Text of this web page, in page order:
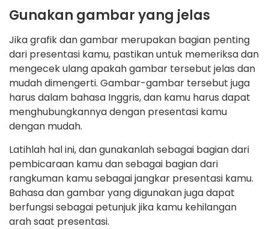
Gunakan gambar yang jelas
Jika grafik dan gambar merupakan bagian penting
dari presentasi kamu, pastikan untuk memeriksa dan
mengecek ulang apakah gambar tersebut jelas dan
mudah dimengerti. Gambar-gambar tersebut juga
harus dalam bahasa Inggris, dan kamu harus dapat
menghubungkannya dengan presentasi kamu
dengan mudah.
Latihlah hal ini, dan gunakanlah sebagai bagian dari
pembicaraan kamu dan sebagai bagian dari
rangkuman kamu sebagai jangkar presentasi kamu.
Bahasa dan gambar yang digunakan juga dapat
berfungsi sebagai petunjuk jika kamu kehilangan
arah saat presentasi.